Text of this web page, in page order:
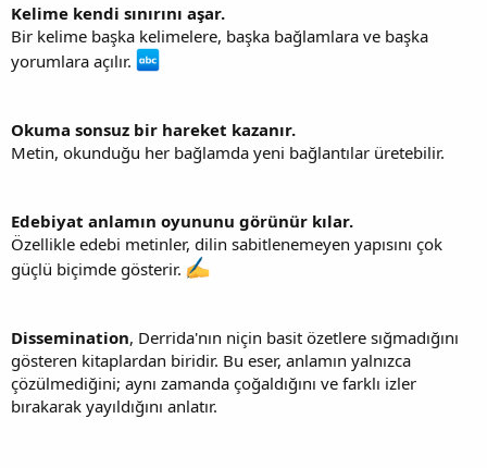
Kelime kendi sınırını aşar.
Bir kelime başka kelimelere, başka bağlamlara ve başka
yorumlara açılır.
Okuma sonsuz bir hareket kazanır.
Metin, okunduğu her bağlamda yeni bağlantılar üretebilir.
Edebiyat anlamın oyununu görünür kılar.
Özellikle edebi metinler, dilin sabitlenemeyen yapısını çok
güçlü biçimde gösterir.
Dissemination, Derrida'nın niçin basit özetlere sığmadığını
gösteren kitaplardan biridir. Bu eser, anlamın yalnızca
çözülmediğini; aynı zamanda çoğaldığını ve farklı izler
bırakarak yayıldığını anlatır.